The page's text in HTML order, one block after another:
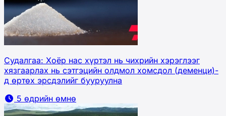
Судалгаа: Хоёр нас хүртэл нь чихрийн хэрэглээг
хязгаарлах нь сэтгэцийн олдмол хомсдол (деменци)-
д өртөх эрсдэлийг бууруулна
5 өдрийн өмнө